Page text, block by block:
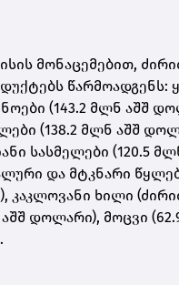
მონაცემებით,
წარმოადგენს:
(143.2 მლნ აშშ
(138.2 მლნ აშშ
სასმელები (120.5
და მტკნარი
კაკლოვანი ხილი
დოლარი), მოცვი